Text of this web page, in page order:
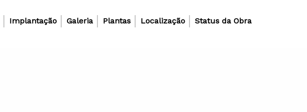
Implantação Galeria Plantas Localização Status da Obra